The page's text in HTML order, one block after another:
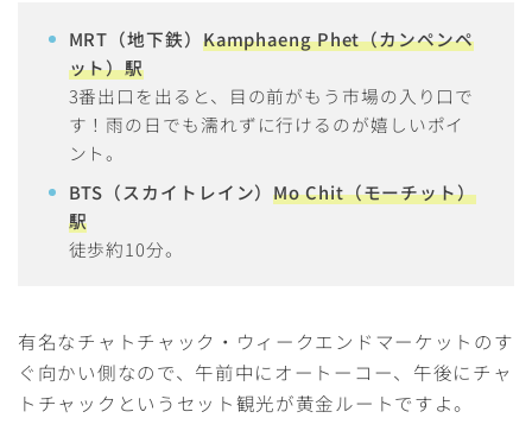
MRT（地下鉄） Kamphaeng Phet（カンペンペ
ット）駅
3番出口を出ると、目の前がもう市場の入り口で
す！雨の日でも濡れずに行けるのが嬉しいポイ
ント。
BTS（スカイトレイン）Mo Chit（モーチット）
駅
徒歩約10分。
有名なチャトチャック・ウィークエンドマーケットのす
ぐ向かい側なので、午前中にオートーコー、午後にチャ
トチャックというセット観光が黄金ルートですよ。